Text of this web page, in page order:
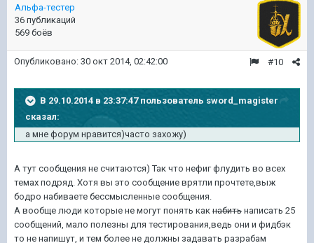
Альфа-тестер
36 публикаций
569 боёв
#10
Опубликовано: 30 окт 2014, 02:42:00
В 29.10.2014 в 23:37:47 пользователь sword_magister
сказал:
а мне форум нравится)часто захожу)
А тут сообщения не считаются) Так что нефиг флудить во всех
темах подряд. Хотя вы это сообщение врятли прочтете,выж
бодро набиваете бессмысленные сообщения.
А вообще люди которые не могут понять как набить написать 25
сообщений, мало полезны для тестирования,ведь они и фидбэк
то не напишут, и тем более не должны задавать разрабам